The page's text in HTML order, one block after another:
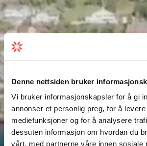
Denne nettsiden bruker
Vi bruker informasjonskapsler for å gi
annonser et personlig preg, for å
mediefunksjoner og for å analysere
dessuten informasjon om hvordan du
vårt, med partnerne våre innen sosiale